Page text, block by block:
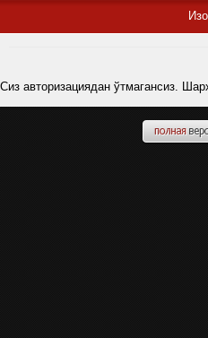
Сиз авторизациядан ўтмагансиз.